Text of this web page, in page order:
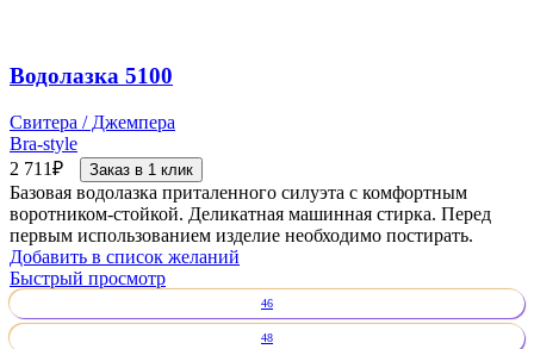
Водолазка 5100
Свитера / Джемпера
Bra-style
2 711₽ Заказ в 1 клик
Базовая водолазка приталенного силуэта с комфортным
воротником-стойкой. Деликатная машинная стирка. Перед
первым использованием изделие необходимо постирать.
Добавить в список желаний
Быстрый просмотр
46
48